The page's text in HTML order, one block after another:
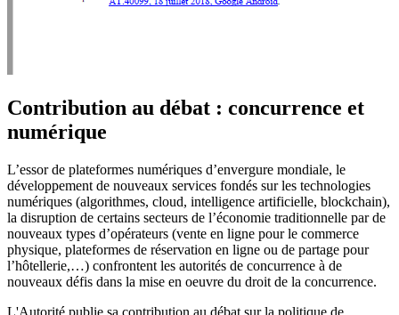
Contribution au débat : concurrence et
numérique
L’essor de plateformes numériques d’envergure mondiale, le
développement de nouveaux services fondés sur les technologies
numériques (algorithmes, cloud, intelligence artificielle, blockchain),
la disruption de certains secteurs de l’économie traditionnelle par de
nouveaux types d’opérateurs (vente en ligne pour le commerce
physique, plateformes de réservation en ligne ou de partage pour
l’hôtellerie,…) confrontent les autorités de concurrence à de
nouveaux défis dans la mise en oeuvre du droit de la concurrence.
L'Autorité publie sa contribution au débat sur la politique de